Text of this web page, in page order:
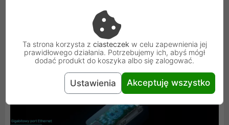
Ta strona korzysta z ciasteczek w celu zapewnienia jej
prawidłowego działania. Potrzebujemy ich, abyś mógł
dodać produkt do koszyka albo się zalogować.
Ustawienia Akceptuję wszystko